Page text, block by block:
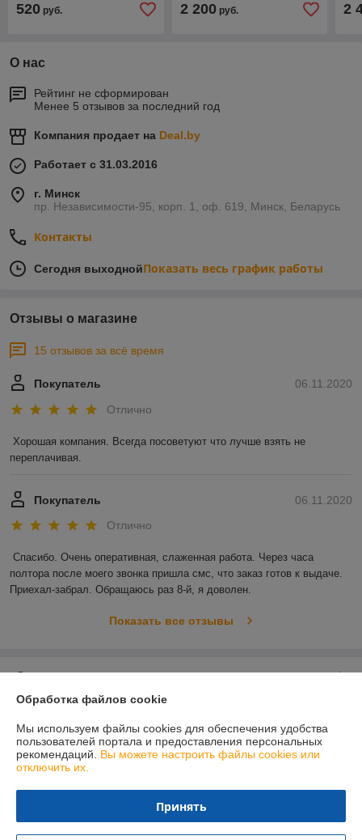
520 руб. 2 200руб. 2
О нас
Рейтинг не сформирован
Менее 5 отзывов за последний год
Компания продает на Deal.by
Работает с 31.03.2016
г. Минск
пр. Независимости-95, корп. 1, оф. 619, Минск, Беларусь
Контакты
Сегодня выходнойПоказать весь график работы
Отзывы о магазине
15 отзывов за всё время
06.11.2020
Покупатель
Отлично
Хорошая компания. Всегда посоветуют что лучше взять не
переплачивая.
06.11.2020
Покупатель
Отлично
Спасибо. Очень оперативная, слаженная работа. Через часа
полтора после моего звонка пришла смс, что заказ готов к выдаче.
Приехал-забрал. Обращаюсь раз 8-й, я доволен.
Показать все отзывы
О нас
Доставка и оплата
График работы
Обработка файлов cookie
Мы используем файлы cookies для обеспечения удобства
пользователей портала и предоставления персональных
рекомендаций. Вы можете настроить файлы cookies или
отключить их.
Принять